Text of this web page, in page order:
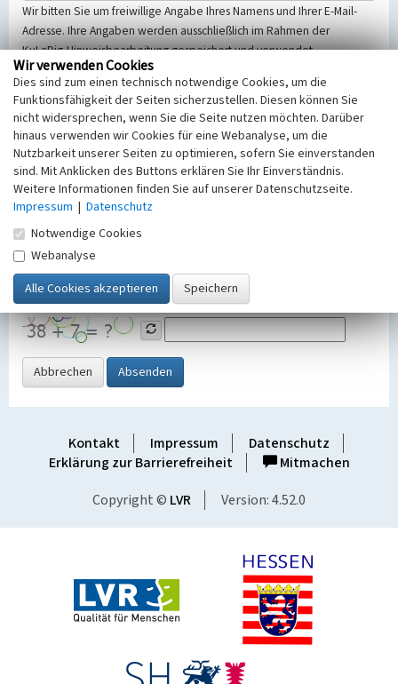
Wir bitten Sie um freiwillige Angabe Ihres Namens und Ihrer E-Mail-
Adresse. Ihre Angaben werden ausschließlich im Rahmen der
KuLaDig-Hinweisbearbeitung gespeichert und verwendet.
Selbstverständlich werden diese entsprechend der Vorschriften des
Telemediengesetzes, des Datenschutzgesetzes NRW und der seit
dem 25.05.2018 gültigen Europäischen Datenschutzgrundverordnung
(EU-DSGVO) vertraulich behandelt, beachten Sie bitte unsere
Hinweise zumDatenschutz
Nachricht
SicherheitsabfrageTragen Sie unten das Rechenergebnis aus der
Grafik ein
Abbrechen Absenden
Kontakt Impressum
Datenschutz
Erklärung zur Barrierefreiheit
Mitmachen
Copyright © LVR Version: 4.52.0
Wir verwenden Cookies
Dies sind zum einen technisch notwendige Cookies, um die
Funktionsfähigkeit der Seiten sicherzustellen. Diesen können Sie
nicht widersprechen, wenn Sie die Seite nutzen möchten. Darüber
hinaus verwenden wir Cookies für eine Webanalyse, um die
Nutzbarkeit unserer Seiten zu optimieren, sofern Sie einverstanden
sind. Mit Anklicken des Buttons erklären Sie Ihr Einverständnis.
Weitere Informationen finden Sie auf unserer Datenschutzseite.
Impressum | Datenschutz
Notwendige Cookies
Webanalyse